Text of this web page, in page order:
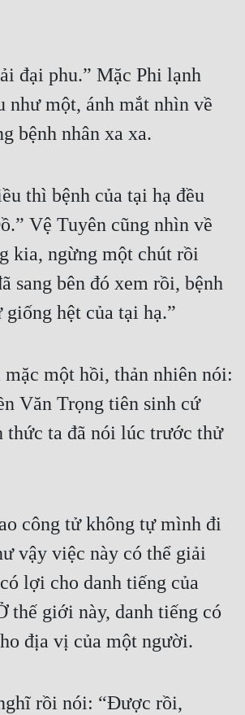
đại phu.” Mặc Phi lạnh
như một, ánh mắt nhìn về
bệnh nhân xa xa.
thì bệnh của tại hạ đều
Vệ Tuyên cũng nhìn về
kia, ngừng một chút rồi
sang bên đó xem rồi, bệnh
giống hệt của tại hạ.”
một hồi, thản nhiên nói:
Văn Trọng tiên sinh cứ
thức ta đã nói lúc trước thử
công tử không tự mình đi
vậy việc này có thể giải
lợi cho danh tiếng của
thế giới này, danh tiếng có
địa vị của một người.
rồi nói: “Được rồi,